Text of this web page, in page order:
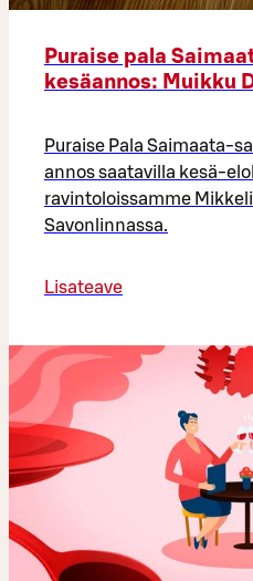
Puraise pala
kesäannos: Muikku
Puraise Pala Saimaata-
annos saatavilla kesä-
ravintoloissamme
Savonlinnassa.
Lisateave